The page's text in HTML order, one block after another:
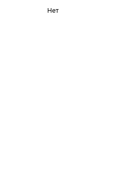
Нет